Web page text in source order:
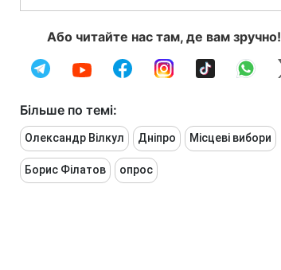
Або читайте нас там, де вам зручно!
Більше по темі:
Олександр Вілкул Дніпро Місцеві вибори
Борис Філатов опрос